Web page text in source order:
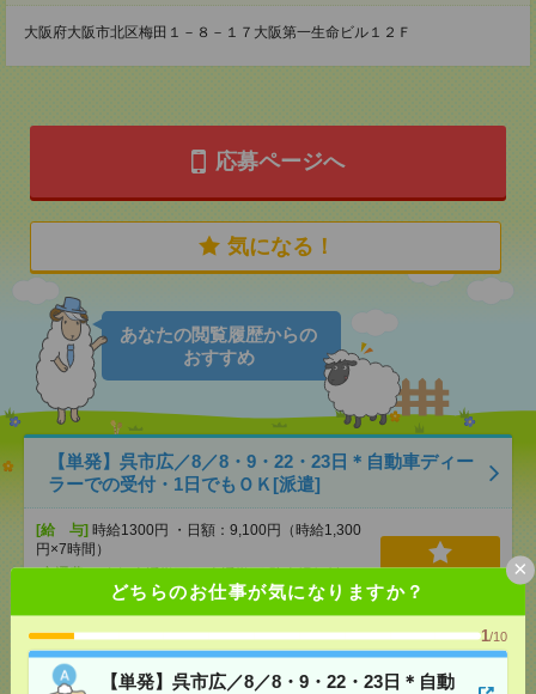
どちらのお仕事が気になりますか？
1/10
【単発】呉市広／8／8・9・22・23日＊自動
×
大阪府大阪市北区梅田１－８－１７大阪第一生命ビル１２Ｆ
応募ページへ
気になる！
あなたの閲覧履歴からの
おすすめ
【単発】呉市広／8／8・9・22・23日＊自動車ディー
ラーでの受付・1日でもＯＫ[派遣]
[給 与] 時給1300円 ・日額：9,100円（時給1,300
円×7時間）
[交通費]・自転車通勤可 ・車通勤可(駐車場無料)
広駅から徒歩9分
未経験OK！残業ほぼなし▼広島で受付[派遣]